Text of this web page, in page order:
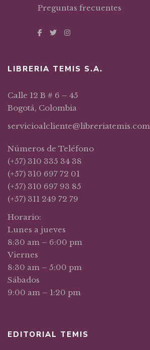
Preguntas frecuentes
LIBRERIA TEMIS S.A.
Calle 12 B # 6 – 45
Bogotá, Colombia
servicioalcliente@libreriatemis.com
Números de Teléfono
(+57) 310 335 34 38
(+57) 310 697 72 01
(+57) 310 697 93 85
(+57) 311 249 72 79
Horario:
Lunes a jueves
8:30 am – 6:00 pm
Viernes
8:30 am – 5:00 pm
Sábados
9:00 am – 1:20 pm
EDITORIAL TEMIS